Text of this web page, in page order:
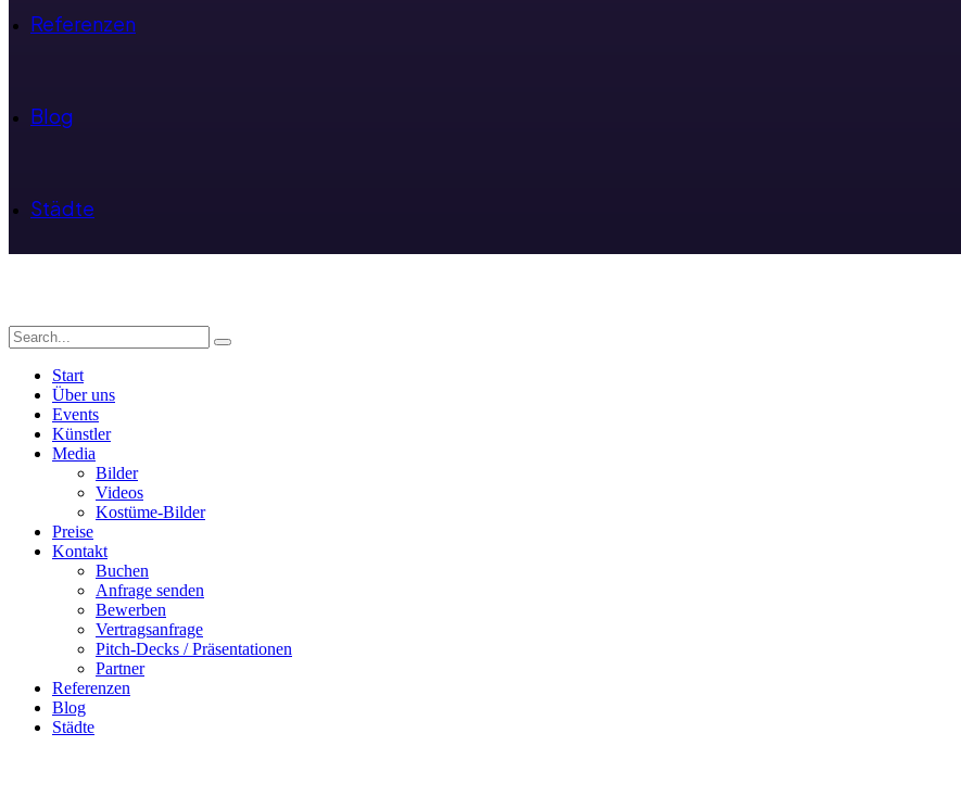
Referenzen
Blog
Städte
Start
Über uns
Events
Künstler
Media
Bilder
Videos
Kostüme-Bilder
Preise
Kontakt
Buchen
Anfrage senden
Bewerben
Vertragsanfrage
Pitch-Decks / Präsentationen
Partner
Referenzen
Blog
Städte